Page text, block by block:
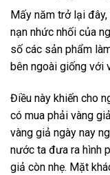
Mấy năm trở lại
nạn nhức nhối của
số các sản phẩm
bên ngoài giống với
Điều này khiến cho
có mua phải vàng
vàng giả ngày nay
nước ta đưa ra hình
giả còn nhẹ. Mặt